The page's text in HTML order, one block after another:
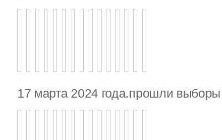
17 марта 2024 года.прошли